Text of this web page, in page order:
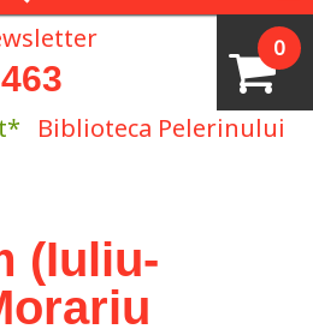
0
Biblioteca Pelerinului
(Iuliu-